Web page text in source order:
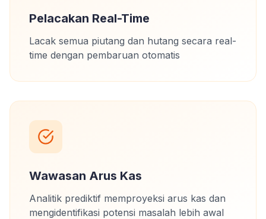
Pelacakan Real-Time
Lacak semua piutang dan hutang secara real-
time dengan pembaruan otomatis
Wawasan Arus Kas
Analitik prediktif memproyeksi arus kas dan
mengidentifikasi potensi masalah lebih awal